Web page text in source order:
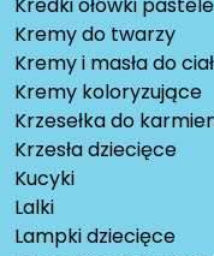
Kredki ołówki
Kremy do twarzy
Kremy i masła do
Kremy koloryzujące
Krzesełka do
Krzesła dziecięce
Kucyki
Lalki
Lampki dziecięce